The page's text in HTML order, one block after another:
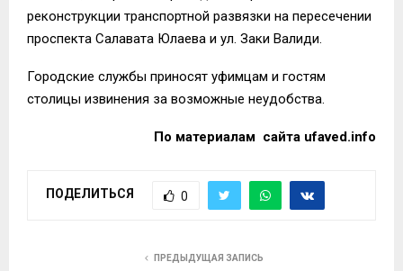
реконструкции транспортной развязки на пересечении
проспекта Салавата Юлаева и ул. Заки Валиди.
Городские службы приносят уфимцам и гостям
столицы извинения за возможные неудобства.
По материалам сайта ufaved.info
ПОДЕЛИТЬСЯ 0
ПРЕДЫДУЩАЯ ЗАПИСЬ